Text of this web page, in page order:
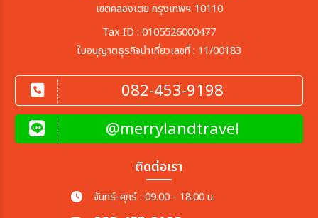
เขตคลองเตย กรุงเทพฯ 10110
Tax ID : 0105526000477
ใบอนุญาตธุรกิจนำเที่ยวเลขที่ : 11/00183
082-453-9198
@merrylandtravel
ติดต่อเรา
จันทร์-ศุกร์ : 09.00 - 18.00 น.